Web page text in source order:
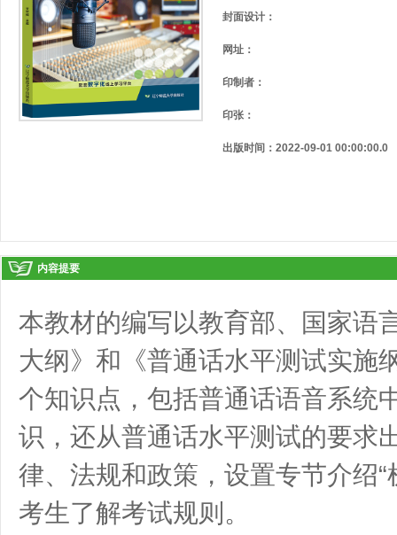
封面设计：
网址：
印制者：
印张：
出版时间：2022-09-01 00:00:00.0
内容提要
本教材的编写以教育部、国家语
大纲》和《普通话水平测试实施
个知识点，包括普通话语音系统
识，还从普通话水平测试的要求
律、法规和政策，设置专节介绍
考生了解考试规则。